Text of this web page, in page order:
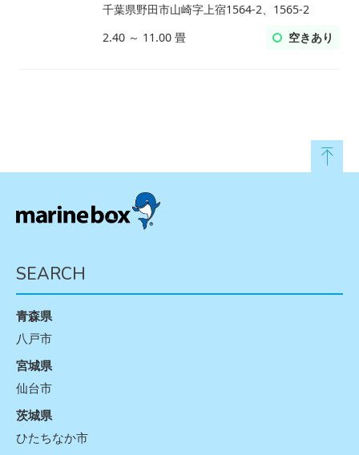
千葉県野田市山崎字上宿1564-2、1565-2
2.40 ～ 11.00 畳 空きあり
SEARCH
青森県
八戸市
宮城県
仙台市
茨城県
ひたちなか市